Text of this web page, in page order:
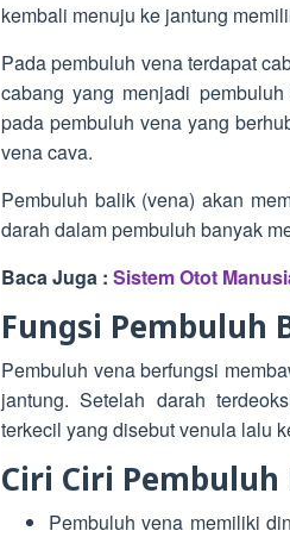
kembali menuju ke jantung
Pada pembuluh vena terdapat
cabang yang menjadi
pada pembuluh vena yang
vena cava.
Pembuluh balik (vena) akan
darah dalam pembuluh banyak
Baca Juga : Sistem Otot
Fungsi Pembuluh
Pembuluh vena berfungsi
jantung. Setelah darah
terkecil yang disebut venula lalu
Ciri Ciri Pembuluh
Pembuluh vena memiliki